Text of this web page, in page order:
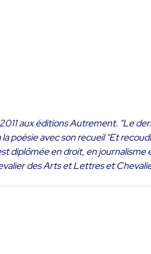
aux éditions Autrement. "Le
poésie avec son recueil "Et
diplômée en droit, en journalisme
des Arts et Lettres et